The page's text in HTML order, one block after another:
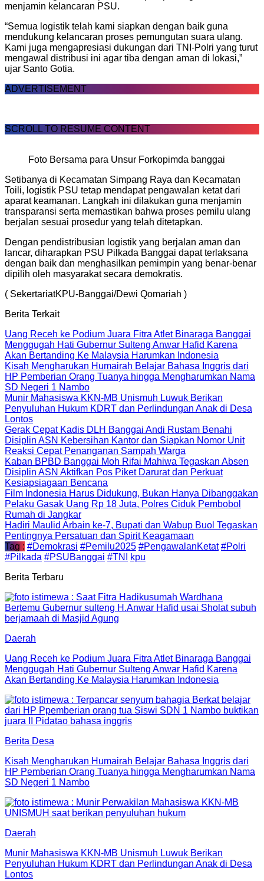
menjamin kelancaran PSU.
“Semua logistik telah kami siapkan dengan baik guna
mendukung kelancaran proses pemungutan suara ulang.
Kami juga mengapresiasi dukungan dari TNI-Polri yang turut
mengawal distribusi ini agar tiba dengan aman di lokasi,”
ujar Santo Gotia.
ADVERTISEMENT
SCROLL TO RESUME CONTENT
Foto Bersama para Unsur Forkopimda banggai
Setibanya di Kecamatan Simpang Raya dan Kecamatan
Toili, logistik PSU tetap mendapat pengawalan ketat dari
aparat keamanan. Langkah ini dilakukan guna menjamin
transparansi serta memastikan bahwa proses pemilu ulang
berjalan sesuai prosedur yang telah ditetapkan.
Dengan pendistribusian logistik yang berjalan aman dan
lancar, diharapkan PSU Pilkada Banggai dapat terlaksana
dengan baik dan menghasilkan pemimpin yang benar-benar
dipilih oleh masyarakat secara demokratis.
( SekertariatKPU-Banggai/Dewi Qomariah )
Berita Terkait
Uang Receh ke Podium Juara Fitra Atlet Binaraga Banggai
Menggugah Hati Gubernur Sulteng Anwar Hafid Karena
Akan Bertanding Ke Malaysia Harumkan Indonesia
Kisah Mengharukan Humairah Belajar Bahasa Inggris dari
HP Pemberian Orang Tuanya hingga Mengharumkan Nama
SD Negeri 1 Nambo
Munir Mahasiswa KKN-MB Unismuh Luwuk Berikan
Penyuluhan Hukum KDRT dan Perlindungan Anak di Desa
Lontos
Gerak Cepat Kadis DLH Banggai Andi Rustam Benahi
Disiplin ASN Kebersihan Kantor dan Siapkan Nomor Unit
Reaksi Cepat Penanganan Sampah Warga
Kaban BPBD Banggai Moh Rifai Mahiwa Tegaskan Absen
Disiplin ASN Aktifkan Pos Piket Darurat dan Perkuat
Kesiapsiagaan Bencana
Film Indonesia Harus Didukung, Bukan Hanya Dibanggakan
Pelaku Gasak Uang Rp 18 Juta, Polres Ciduk Pembobol
Rumah di Jangkar
Hadiri Maulid Arbain ke-7, Bupati dan Wabup Buol Tegaskan
Pentingnya Persatuan dan Spirit Keagamaan
Tag : #Demokrasi #Pemilu2025 #PengawalanKetat #Polri
#Pilkada #PSUBanggai #TNI
kpu
Berita Terbaru
Daerah
Uang Receh ke Podium Juara Fitra Atlet Binaraga Banggai
Menggugah Hati Gubernur Sulteng Anwar Hafid Karena
Akan Bertanding Ke Malaysia Harumkan Indonesia
Berita Desa
Kisah Mengharukan Humairah Belajar Bahasa Inggris dari
HP Pemberian Orang Tuanya hingga Mengharumkan Nama
SD Negeri 1 Nambo
Daerah
Munir Mahasiswa KKN-MB Unismuh Luwuk Berikan
Penyuluhan Hukum KDRT dan Perlindungan Anak di Desa
Lontos